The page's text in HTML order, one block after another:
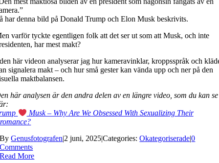
har denna bild på Donald Trump och Elon Musk beskrivits.
varför tyckte egentligen folk att det ser ut som att Musk, och inte
har mest makt?
här videon analyserar jag hur kameravinklar, kroppsspråk och
signalera makt – och hur små gester kan vända upp och ner på den
maktbalansen.
här analysen är den andra delen av en längre video, som du kan se
Musk – Why Are We Obsessed With Sexualizing Their
ByGenusfotografen|2 juni, 2025|Categories:Okategoriserade|0
Comments
Read More